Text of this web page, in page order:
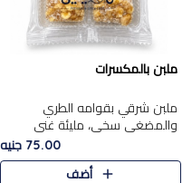
ملبن بالمكسرات
ملبن شرقي بقوامه الطري
والمضغي سخي، مليئة غني
بتشكيلة فاخرة من المكسرات
مشكلة المختارة التي تقدم تضيف
قرمشة مميزة مرضية ونكهة
75.00 جنيه
أضف